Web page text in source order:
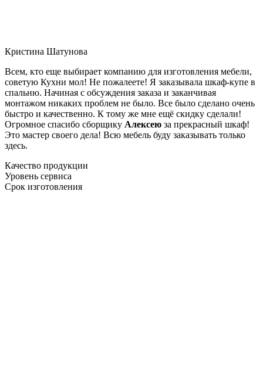
Кристина Шатунова
Всем, кто еще выбирает компанию для изготовления мебели,
советую Кухни мол! Не пожалеете! Я заказывала шкаф-купе в
спальню. Начиная с обсуждения заказа и заканчивая
монтажом никаких проблем не было. Все было сделано очень
быстро и качественно. К тому же мне ещё скидку сделали!
Огромное спасибо сборщику Алексею за прекрасный шкаф!
Это мастер своего дела! Всю мебель буду заказывать только
здесь.
Качество продукции
Уровень сервиса
Срок изготовления